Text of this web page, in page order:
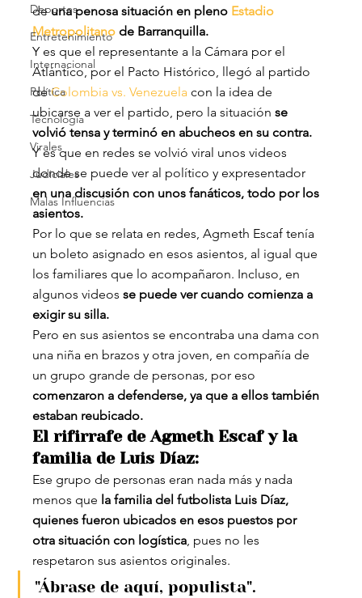
Deportes
Entretenimiento
Internacional
Política
Tecnología
Virales
Judiciales
Malas Influencias
de una penosa situación en pleno Estadio
Metropolitano de Barranquilla.
Y es que el representante a la Cámara por el
Atlántico, por el Pacto Histórico, llegó al partido
de Colombia vs. Venezuela con la idea de
ubicarse a ver el partido, pero la situación se
volvió tensa y terminó en abucheos en su contra.
Y es que en redes se volvió viral unos videos
donde se puede ver al político y expresentador
en una discusión con unos fanáticos, todo por los
asientos.
Por lo que se relata en redes, Agmeth Escaf tenía
un boleto asignado en esos asientos, al igual que
los familiares que lo acompañaron. Incluso, en
algunos videos se puede ver cuando comienza a
exigir su silla.
Pero en sus asientos se encontraba una dama con
una niña en brazos y otra joven, en compañía de
un grupo grande de personas, por eso
comenzaron a defenderse, ya que a ellos también
estaban reubicado.
El rifirrafe de Agmeth Escaf y la
familia de Luis Díaz:
Ese grupo de personas eran nada más y nada
menos que la familia del futbolista Luis Díaz,
quienes fueron ubicados en esos puestos por
otra situación con logística, pues no les
respetaron sus asientos originales.
"Ábrase de aquí, populista".